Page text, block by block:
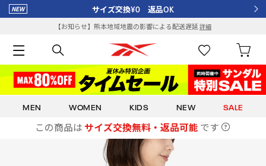
サイズ交換¥0 返品OK
【お知らせ】熊本地域地震の影響による配送遅延詳細
MEN WOMEN KIDS NEW SALE
この商品は サイズ交換無料・返品可能 です